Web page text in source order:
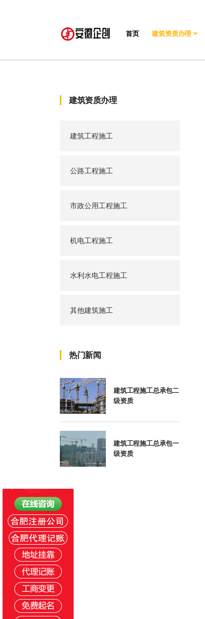
首页 建筑资质办理
建筑资质办理
建筑工程施工
公路工程施工
市政公用工程施工
机电工程施工
水利水电工程施工
其他建筑施工
热门新闻
建筑工程施工总承包二
级资质
建筑工程施工总承包一
级资质